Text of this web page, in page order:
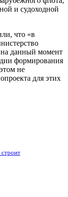
и судоходной
что «в
на данный момент
формирования
не
для этих